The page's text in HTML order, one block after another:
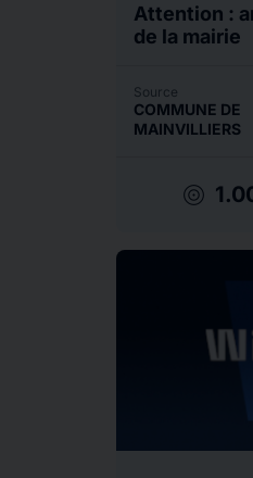
Attention :
de la mairie
Source
COMMUNE DE
MAINVILLIERS
target